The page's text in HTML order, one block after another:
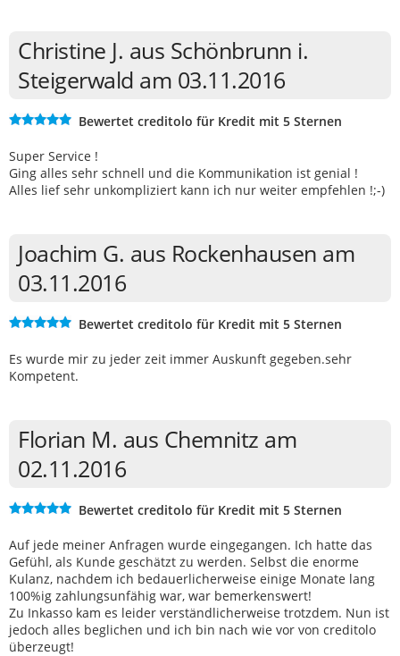
Christine J. aus Schönbrunn i.
Steigerwald am 03.11.2016
Bewertet creditolo für Kredit mit 5 Sternen
Super Service !
Ging alles sehr schnell und die Kommunikation ist genial !
Alles lief sehr unkompliziert kann ich nur weiter empfehlen !;-)
Joachim G. aus Rockenhausen am
03.11.2016
Bewertet creditolo für Kredit mit 5 Sternen
Es wurde mir zu jeder zeit immer Auskunft gegeben.sehr
Kompetent.
Florian M. aus Chemnitz am
02.11.2016
Bewertet creditolo für Kredit mit 5 Sternen
Auf jede meiner Anfragen wurde eingegangen. Ich hatte das
Gefühl, als Kunde geschätzt zu werden. Selbst die enorme
Kulanz, nachdem ich bedauerlicherweise einige Monate lang
100%ig zahlungsunfähig war, war bemerkenswert!
Zu Inkasso kam es leider verständlicherweise trotzdem. Nun ist
jedoch alles beglichen und ich bin nach wie vor von creditolo
überzeugt!